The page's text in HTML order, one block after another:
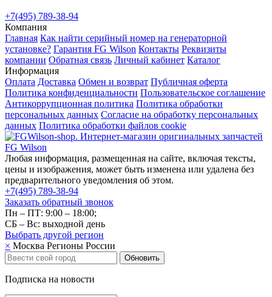
+7(495) 789-38-94
Компания
Главная Как найти серийный номер на генераторной
установке? Гарантия FG Wilson Контакты Реквизиты
компании Обратная связь Личный кабинет Каталог
Информация
Оплата Доставка Обмен и возврат Публичная оферта
Политика конфиденциальности Пользовательское соглашение
Антикоррупционная политика Политика обработки
персональных данных Согласие на обработку персональных
данных Политика обработки файлов cookie
Любая информация, размещенная на сайте, включая тексты,
цены и изображения, может быть изменена или удалена без
предварительного уведомления об этом.
+7(495) 789-38-94
Заказать обратный звонок
Пн – ПТ: 9:00 – 18:00;
СБ – Вс: выходной день
Выбрать другой регион
× Москва Регионы России
Обновить
Подписка на новости